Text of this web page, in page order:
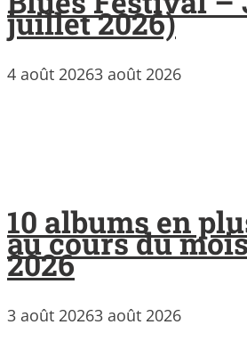
juillet 2026)
4 août 20263 août 2026
10 albums en
au cours du
2026
3 août 20263 août 2026